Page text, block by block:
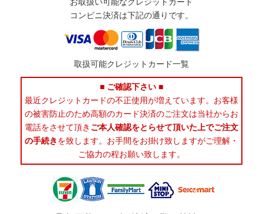
コンビニ決済は下記の通りです。
取扱可能クレジットカード一覧
■ ご確認下さい ■
最近クレジットカードの不正使用が増えています。お客様
の被害防止のため高額のカード決済のご注文は当社からお
電話をさせて頂き ご本人確認をとらせて頂いた上でご注文
の手続きを致します。お手間をお掛け致しますがご理解・
ご協力の程お願い致します。